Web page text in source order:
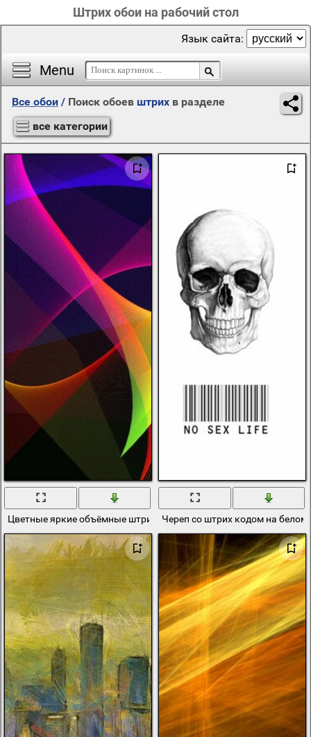
Штрих обои на рабочий стол
Menu
Язык сайта:
Все обои / Поиск обоев штрих в разделе
все категории
Цветные яркие объёмные штрихиЧереп со штрих кодом на белом